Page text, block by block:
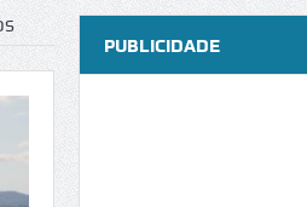
PUBLICIDADE